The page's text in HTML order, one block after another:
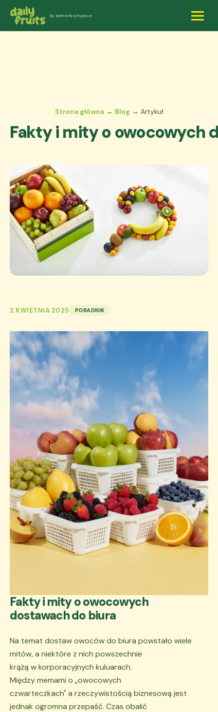
by BetterWorkplace
Strona główna→ Blog → Artykuł
Fakty i mity o owocowych
2 KWIETNIA 2025 PORADNIK
Fakty i mity o owocowych
dostawach do biura
Na temat dostaw owoców do biura powstało wiele
mitów, a niektóre z nich powszechnie
krążą w korporacyjnych kuluarach.
Między memami o „owocowych
czwarteczkach" a rzeczywistością biznesową jest
jednak ogromna przepaść. Czas obalić